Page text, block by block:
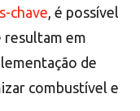
chave , é possível
em
de
combustível e